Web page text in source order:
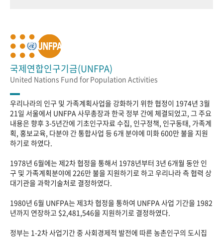
국제연합인구기금(UNFPA)
United Nations Fund for Population Activities
우리나라의 인구 및 가족계획사업을 강화하기 위한 협정이 1974년 3월
21일 서울에서 UNFPA 사무총장과 한국 정부 간에 체결되었고, 그 주요
내용은 향후 3-5년간에 기초인구자료 수집, 인구정책, 인구동태, 가족계
획, 홍보교육, 다분야 간 통합사업 등 6개 분야에 미화 600만 불을 지원
하기로 하였다.
1978년 6월에는 제2차 협정을 통해서 1978년부터 3년 6개월 동안 인
구 및 가족계획분야에 226만 불을 지원하기로 하고 우리나라 측 협력 상
대기관을 과학기술처로 결정하였다.
1980년 6월 UNFPA는 제3차 협정을 통하여 UNFPA 사업 기간을 1982
년까지 연장하고 $2,481,546을 지원하기로 결정하였다.
정부는 1-2차 사업기간 중 사회경제적 발전에 따른 농촌인구의 도시집